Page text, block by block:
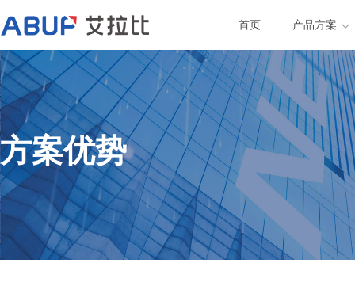
首页 产品方案
方案优势